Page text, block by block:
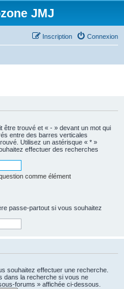
JMJ
Connexion
Inscription
être trouvé et « - » devant un mot qui
entre des barres verticales
Utilisez un astérisque « * »
effectuer des recherches
comme élément
passe-partout si vous souhaitez
souhaitez effectuer une recherche.
dans la recherche si vous ne
forums » affichée ci-dessous.